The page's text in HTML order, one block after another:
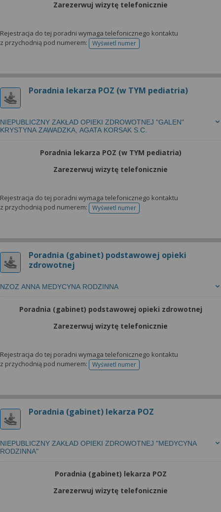
Zarezerwuj wizytę telefonicznie
Rejestracja do tej poradni wymaga telefonicznego kontaktu
z przychodnią pod numerem:
Wyświetl numertelefonu do rejestracji
Poradnia lekarza POZ (w TYM pediatria)
NIEPUBLICZNY ZAKŁAD OPIEKI ZDROWOTNEJ "GALEN"
KRYSTYNA ZAWADZKA, AGATA KORSAK S.C.
Poradnia lekarza POZ (w TYM pediatria)
Zarezerwuj wizytę telefonicznie
Rejestracja do tej poradni wymaga telefonicznego kontaktu
z przychodnią pod numerem:
Wyświetl numertelefonu do rejestracji
Poradnia (gabinet) podstawowej opieki
zdrowotnej
NZOZ ANNA MEDYCYNA RODZINNA
Poradnia (gabinet) podstawowej opieki zdrowotnej
Zarezerwuj wizytę telefonicznie
Rejestracja do tej poradni wymaga telefonicznego kontaktu
z przychodnią pod numerem:
Wyświetl numertelefonu do rejestracji
Poradnia (gabinet) lekarza POZ
NIEPUBLICZNY ZAKŁAD OPIEKI ZDROWOTNEJ "MEDYCYNA
RODZINNA"
Poradnia (gabinet) lekarza POZ
Zarezerwuj wizytę telefonicznie